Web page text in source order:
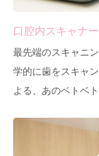
口腔内スキャナー
最先端のスキャニ
学的に歯をスキャ
よる、あのベトベ